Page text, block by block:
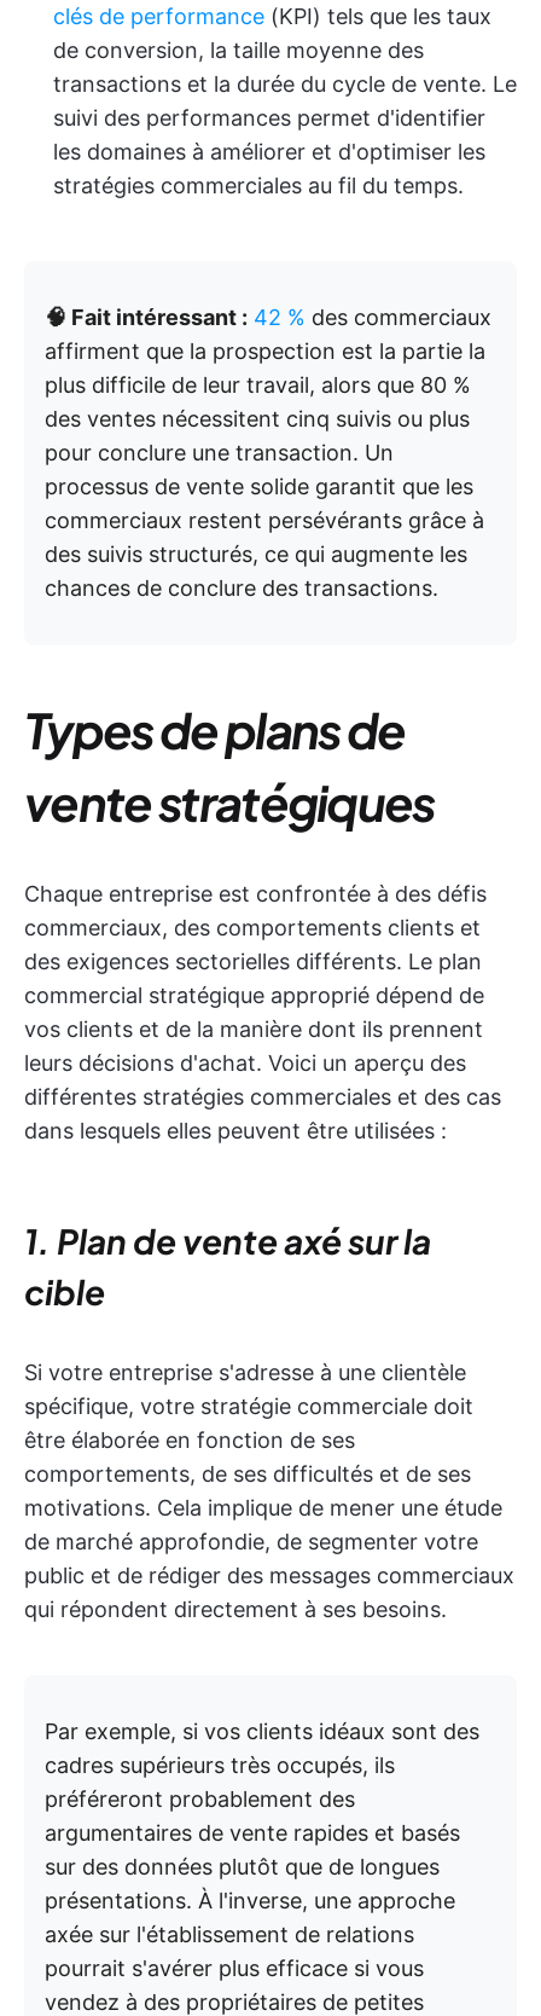
clés de performance (KPI) tels que les taux
de conversion, la taille moyenne des
transactions et la durée du cycle de vente. Le
suivi des performances permet d'identifier
les domaines à améliorer et d'optimiser les
stratégies commerciales au fil du temps.
🧠 Fait intéressant : 42 % des commerciaux
affirment que la prospection est la partie la
plus difficile de leur travail, alors que 80 %
des ventes nécessitent cinq suivis ou plus
pour conclure une transaction. Un
processus de vente solide garantit que les
commerciaux restent persévérants grâce à
des suivis structurés, ce qui augmente les
chances de conclure des transactions.
Types de plans de
vente stratégiques
Chaque entreprise est confrontée à des défis
commerciaux, des comportements clients et
des exigences sectorielles différents. Le plan
commercial stratégique approprié dépend de
vos clients et de la manière dont ils prennent
leurs décisions d'achat. Voici un aperçu des
différentes stratégies commerciales et des cas
dans lesquels elles peuvent être utilisées :
1. Plan de vente axé sur la
cible
Si votre entreprise s'adresse à une clientèle
spécifique, votre stratégie commerciale doit
être élaborée en fonction de ses
comportements, de ses difficultés et de ses
motivations. Cela implique de mener une étude
de marché approfondie, de segmenter votre
public et de rédiger des messages commerciaux
qui répondent directement à ses besoins.
Par exemple, si vos clients idéaux sont des
cadres supérieurs très occupés, ils
préféreront probablement des
argumentaires de vente rapides et basés
sur des données plutôt que de longues
présentations. À l'inverse, une approche
axée sur l'établissement de relations
pourrait s'avérer plus efficace si vous
vendez à des propriétaires de petites